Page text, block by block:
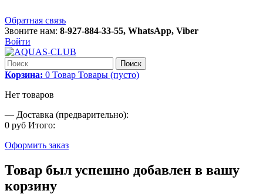
Обратная связь
Звоните нам: 8-927-884-33-55, WhatsApp, Viber
Войти
Поиск
Корзина: 0 Товар Товары (пусто)
Нет товаров
— Доставка (предварительно):
0 руб Итого:
Оформить заказ
Товар был успешно добавлен в вашу
корзину